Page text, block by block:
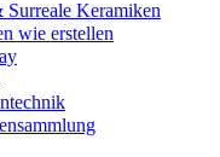
Keramiken
wie erstellen